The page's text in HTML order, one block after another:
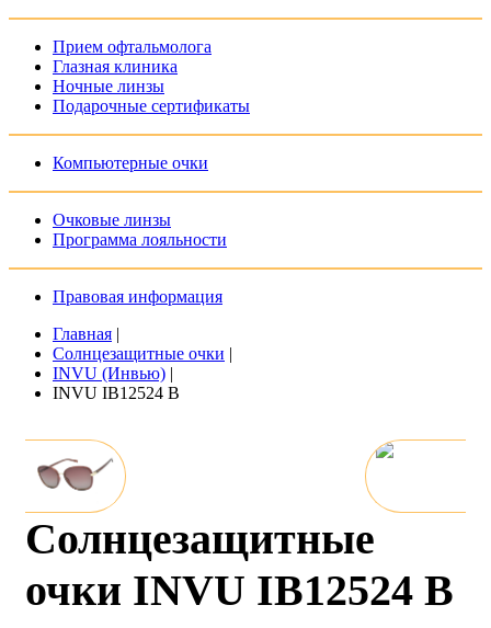
Прием офтальмолога
Глазная клиника
Ночные линзы
Подарочные сертификаты
Компьютерные очки
Очковые линзы
Программа лояльности
Правовая информация
Главная |
Солнцезащитные очки |
INVU (Инвью) |
INVU IB12524 B
Солнцезащитные
очки INVU IB12524 B